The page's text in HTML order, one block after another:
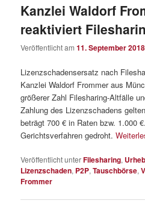
Kanzlei Waldorf
reaktiviert
Veröffentlicht am11. September 2018
Lizenzschadensersatz nach
Kanzlei Waldorf Frommer aus
größerer Zahl Filesharing-Altfälle
Zahlung des Lizenzschadens
beträgt 700 € in Raten bzw. 1.000
Gerichtsverfahren gedroht.
Veröffentlicht unterFilesharing,
Lizenzschaden, P2P,Tauschbörse,
Frommer